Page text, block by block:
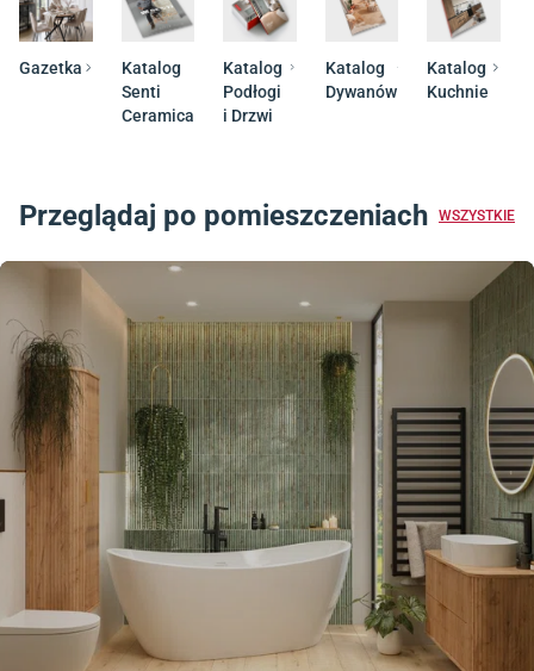
Gazetka
Katalog
Senti
Ceramica
Katalog
Podłogi
i Drzwi
Katalog
Dywanów
Katalog
Kuchnie
Przeglądaj po pomieszczeniach WSZYSTKIE